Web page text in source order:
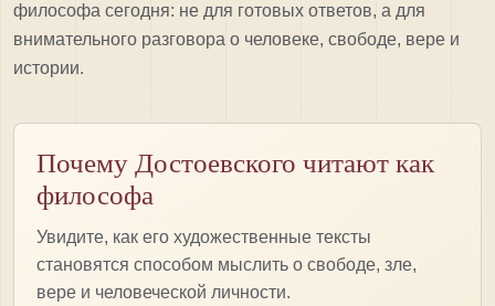
философа сегодня: не для готовых ответов, а для
внимательного разговора о человеке, свободе, вере и
истории.
Почему Достоевского читают как
философа
Увидите, как его художественные тексты
становятся способом мыслить о свободе, зле,
вере и человеческой личности.